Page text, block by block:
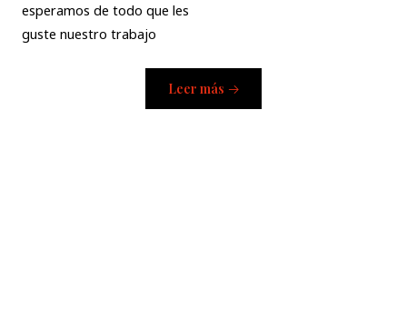
esperamos de todo que les
guste nuestro trabajo
Leer más